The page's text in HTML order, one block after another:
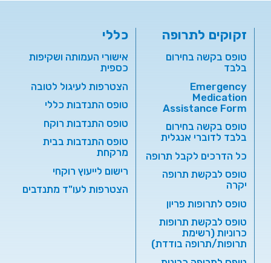
זקוקים לתרופה
טופס בקשה בחירום
בלבד
Emergency
Medication
Assistance Form
טופס בקשה בחירום
בלבד לדוברי אנגלית
כל הדרכים לקבל תרופה
טופס לבקשת תרופה
יקרה
טופס לתרופות פריון
טופס לבקשת תרופות
כרוניות (רשימת
תרופות/תרופה בודדת)
כללי
אישורי העמותה ושקיפות
כספית
הצטרפות לעיגול לטובה
טופס התנדבות כללי
טופס התנדבות רוקח
טופס התנדבות בבית
מרקחת
רישום לייעוץ רוקחי
הצטרפות לעו"ד מתנדבים